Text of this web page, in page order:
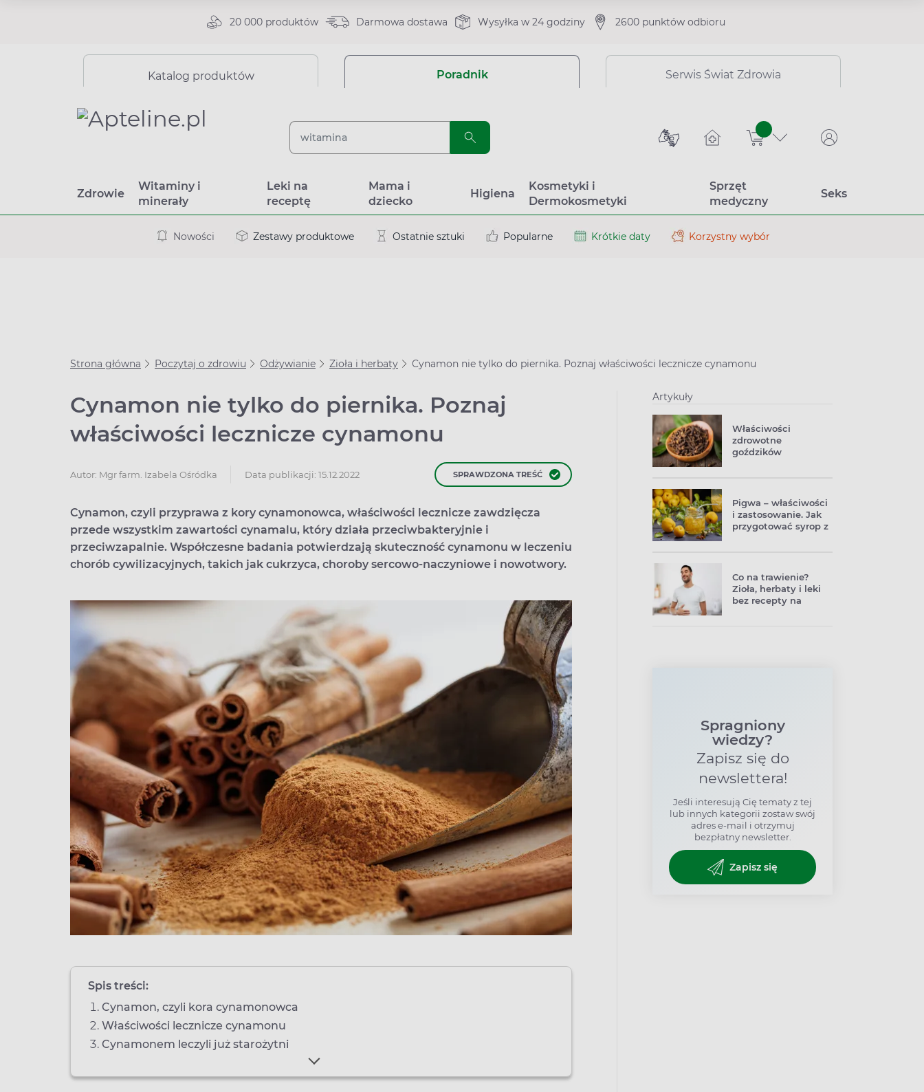
20 000 produktów Darmowa dostawa Wysyłka w 24 godziny 2600 punktów odbioru
Katalog produktów Poradnik Serwis Świat Zdrowia
sztuk
Zdrowie
Witaminy i
minerały
Leki na
receptę
Mama i
dziecko
Higiena
Kosmetyki i
Dermokosmetyki
Sprzęt
medyczny
Seks
Nowości Zestawy produktowe Ostatnie sztuki Popularne Krótkie daty Korzystny wybór
Strona główna Poczytaj o zdrowiu Odżywianie Zioła i herbaty Cynamon nie tylko do piernika. Poznaj właściwości lecznicze cynamonu
Cynamon nie tylko do piernika. Poznaj
właściwości lecznicze cynamonu
Autor: Mgr farm. Izabela Ośródka Data publikacji: 15.12.2022 SPRAWDZONA TREŚĆ
Cynamon, czyli przyprawa z kory cynamonowca, właściwości lecznicze zawdzięcza
przede wszystkim zawartości cynamalu, który działa przeciwbakteryjnie i
przeciwzapalnie. Współczesne badania potwierdzają skuteczność cynamonu w leczeniu
chorób cywilizacyjnych, takich jak cukrzyca, choroby sercowo-naczyniowe i nowotwory.
Spis treści:
Cynamon, czyli kora cynamonowca
Właściwości lecznicze cynamonu
Cynamonem leczyli już starożytni
Artykuły
Właściwości
zdrowotne
goździków
Pigwa – właściwości
i zastosowanie. Jak
przygotować syrop z
Co na trawienie?
Zioła, herbaty i leki
bez recepty na
Spragniony
wiedzy?
Zapisz się do
newslettera!
Jeśli interesują Cię tematy z tej
lub innych kategorii zostaw swój
adres e-mail i otrzymuj
bezpłatny newsletter.
Zapisz się